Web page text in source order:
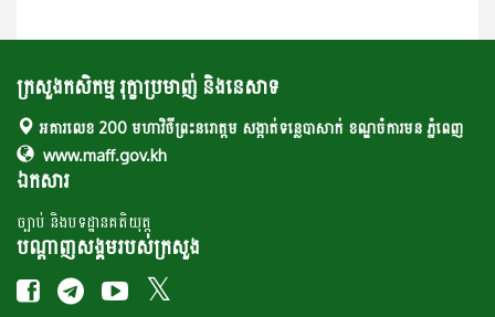
ក្រសួងកសិកម្ម រុក្ខាប្រមាញ់ និងនេសាទ
អគារលេខ 200 មហាវិថីព្រះនរោត្តម សង្កាត់ទន្លេបាសាក់ ខណ្ឌចំការមន ភ្នំពេញ
www.maff.gov.kh
ឯកសារ
ច្បាប់ និងបទដ្ឋានគតិយុត្ត
បណ្តាញសង្គមរបស់ក្រសួង